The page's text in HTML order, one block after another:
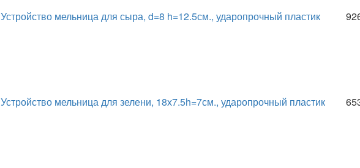
Устройство мельница для сыра, d=8 h=12.5см., ударопрочный пластик
Устройство мельница для зелени, 18х7.5h=7см., ударопрочный пластик